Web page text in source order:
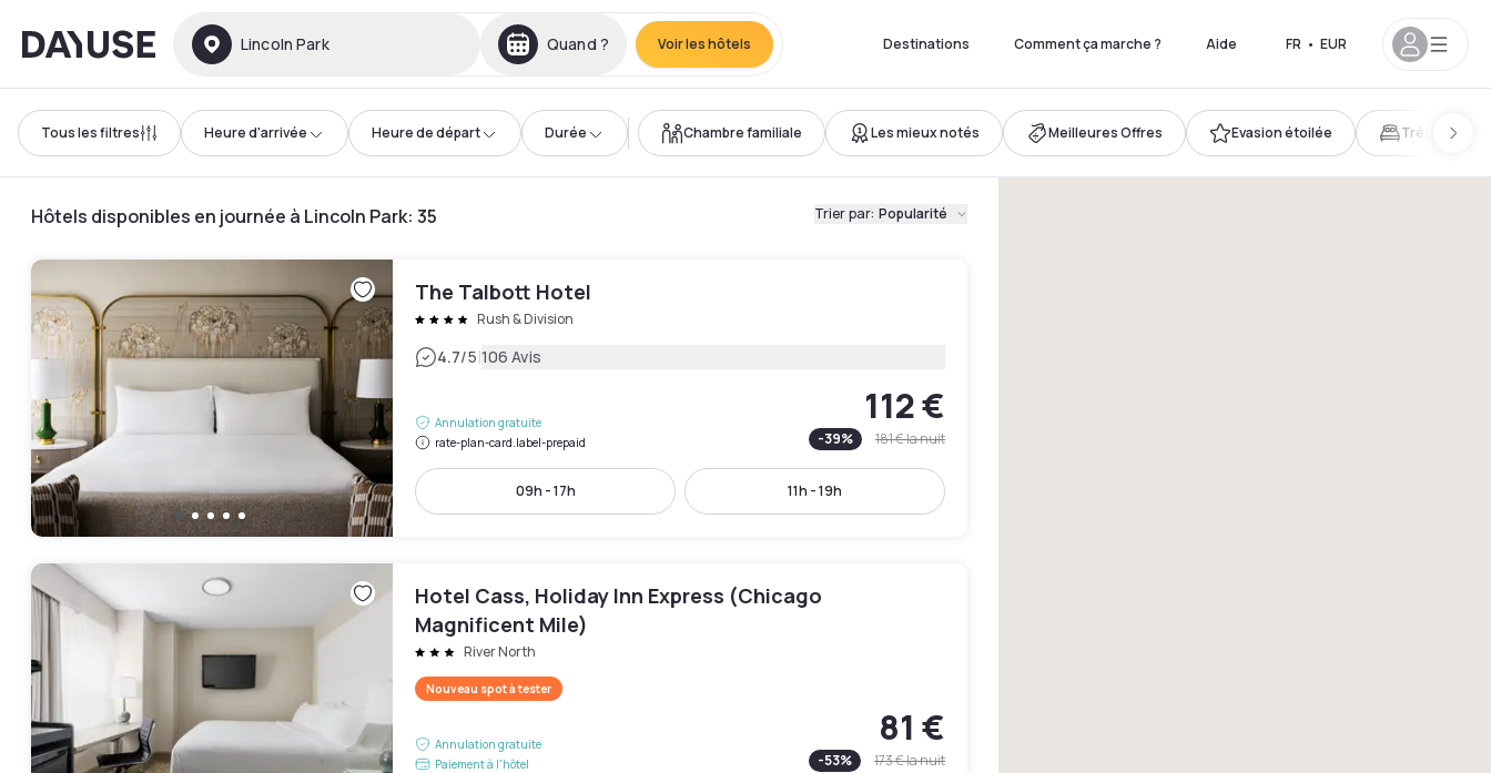
Dayuse Lincoln Park Quand ? Voir les hôtels Destinations Comment ça marche ? Aide FR • EUR
Tous les filtres Heure d'arrivée Heure de départ Durée Chambre familiale Les mieux notés Meilleures Offres Evasion étoilée Très grand lit
Hôtels disponibles en journée à Lincoln Park: 35 Trier par: Popularité
The Talbott Hotel
Rush & Division
4.7/5|106 Avis
Annulation gratuite
rate-plan-card.label-prepaid
112 €
-39% 181 €la nuit
09h - 17h 11h - 19h
Hotel Cass, Holiday Inn Express (Chicago
Magnificent Mile)
River North
Nouveau spot à tester
Annulation gratuite
Paiement à l'hôtel
81 €
-53% 173 €la nuit